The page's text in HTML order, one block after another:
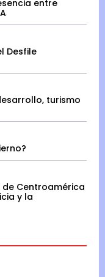
entre
Desfile
turismo
de Centroamérica
y la